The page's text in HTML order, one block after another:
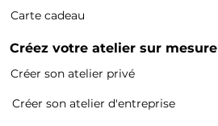
Carte cadeau
Créez votre atelier sur mesure
Créer son atelier privé
Créer son atelier d'entreprise